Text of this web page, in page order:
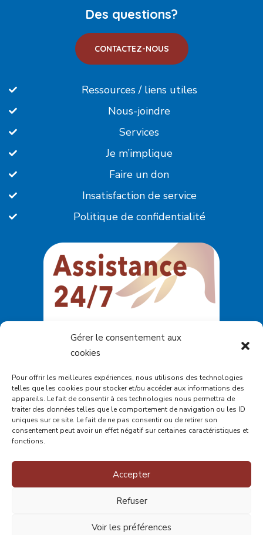
Gérer le consentement aux
cookies
Pour offrir les meilleures expériences, nous utilisons des technologies
telles que les cookies pour stocker et/ou accéder aux informations des
appareils. Le fait de consentir à ces technologies nous permettra de
traiter des données telles que le comportement de navigation ou les ID
uniques sur ce site. Le fait de ne pas consentir ou de retirer son
consentement peut avoir un effet négatif sur certaines caractéristiques et
fonctions.
Accepter
Refuser
Voir les préférences
Des questions?
CONTACTEZ-NOUS
Ressources / liens utiles
Nous-joindre
Services
Je m’implique
Faire un don
Insatisfaction de service
Politique de confidentialité
© 2023CALACS de Charlevoix- Tous droits
réservés.
La traduction du site web a été rendu possible